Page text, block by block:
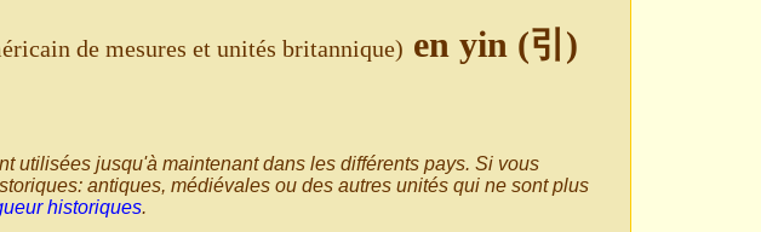
de mesures et unités britannique) en yin (引)
utilisées jusqu'à maintenant dans les différents pays. Si vous
antiques, médiévales ou des autres unités qui ne sont plus
historiques.